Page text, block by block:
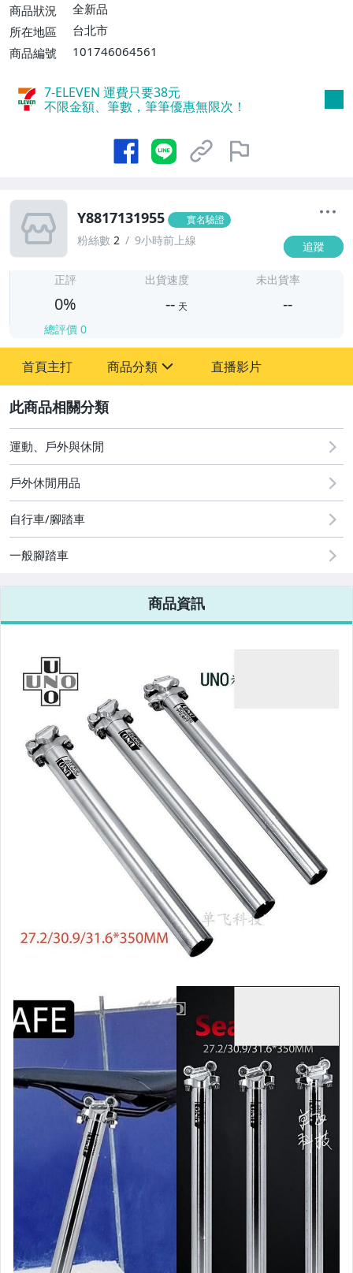
商品狀況
全新品
所在地區
台北市
商品編號
101746064561
7-ELEVEN 運費只要38元
不限金額、筆數，筆筆優惠無限次！
Y8817131955 實名驗證
粉絲數 2 9小時前上線 追蹤
正評
0%
總評價 0
出貨速度
-- 天
未出貨率
--
首頁主打 商品分類
圖書/影音/文具
古董、藝術與礦石
手機、配件與通訊
美容保養與彩妝
電腦、平板與周邊
嬰幼兒與孕婦
汽機車精品百貨
居家、家具與園藝
玩具、模型與公仔
男性精品與服飾
女包精品與女鞋
直播影片
運動、戶外與休閒
戶外休閒用品
自行車/腳踏車
一般腳踏車
商品資訊